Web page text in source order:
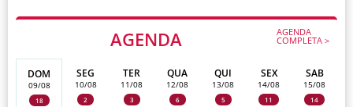
AGENDA AGENDA
COMPLETA >
DOM
09/08
18
SEG
10/08
2
TER
11/08
3
QUA
12/08
6
QUI
13/08
5
SEX
14/08
11
SAB
15/08
14